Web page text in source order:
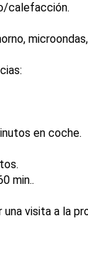
calefacción.
en coche.
min..
una visita a la